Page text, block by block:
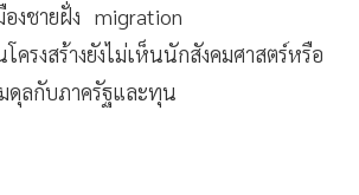
งชายฝั่ง migration
ครงสร้างยังไม่เห็นนักสังคมศาสตร์หรือ
ลกับภาครัฐและทุน